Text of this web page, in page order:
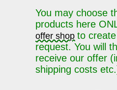
You may choose
products here
offer shopto
request. You will
receive our offer
shipping costs